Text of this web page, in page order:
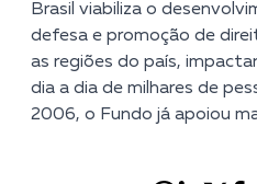
Brasil viabiliza o
defesa e promoção de
as regiões do país,
dia a dia de milhares de
2006, o Fundo já apoiou